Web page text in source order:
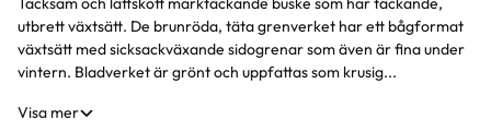
Produktinformation
utbrett växtsätt. De brunröda, täta grenverket har ett bågformat
växtsätt med sicksackväxande sidogrenar som även är fina under
vintern. Bladverket är grönt och uppfattas som krusig...
Visa mer